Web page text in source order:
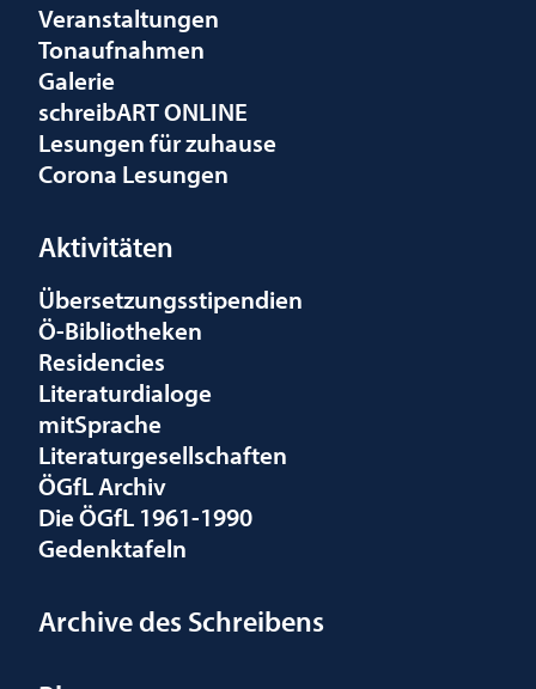
Veranstaltungen
Tonaufnahmen
Galerie
schreibART ONLINE
Lesungen für zuhause
Corona Lesungen
Aktivitäten
Übersetzungsstipendien
Ö-Bibliotheken
Residencies
Literaturdialoge
mitSprache
Literaturgesellschaften
ÖGfL Archiv
Die ÖGfL 1961-1990
Gedenktafeln
Archive des Schreibens